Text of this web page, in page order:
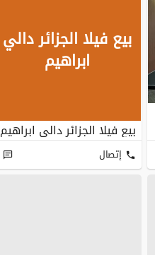
بيع فيلا الجزائر دالي
ابراهيم
بيع فيلا الجزائر دالي ابراهيم
إتصال